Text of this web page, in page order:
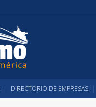
DIRECTORIO DE EMPRESAS